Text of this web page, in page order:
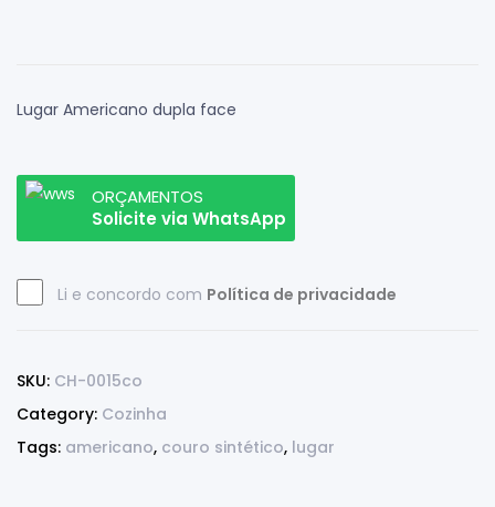
Lugar Americano dupla face
ORÇAMENTOS
Solicite via WhatsApp
Li e concordo com Política de privacidade
SKU: CH-0015co
Category: Cozinha
Tags: americano, couro sintético, lugar